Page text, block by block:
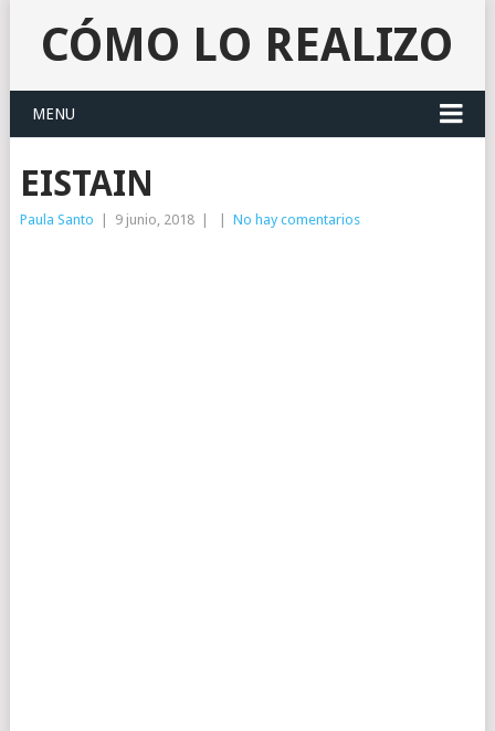
CÓMO LO REALIZO
MENU
EISTAIN
Paula Santo 9 junio, 2018 No hay comentarios